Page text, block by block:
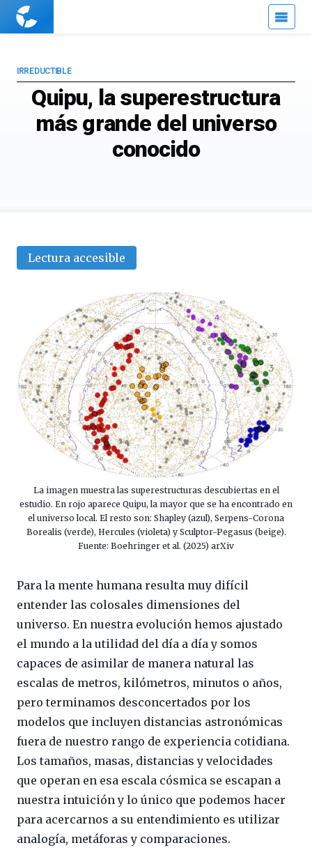
Cuaderno
Quipu, la superestructura
más grande del universo
conocido
IRREDUCTIBLE
Lectura accesible
La imagen muestra las superestructuras descubiertas en el
estudio. En rojo aparece Quipu, la mayor que se ha encontrado en
el universo local. El resto son: Shapley (azul), Serpens-Corona
Borealis (verde), Hercules (violeta) y Sculptor-Pegasus (beige).
Fuente: Boehringer et al. (2025) arXiv
Para la mente humana resulta muy difícil
entender las colosales dimensiones del
universo. En nuestra evolución hemos ajustado
el mundo a la utilidad del día a día y somos
capaces de asimilar de manera natural las
escalas de metros, kilómetros, minutos o años,
pero terminamos desconcertados por los
modelos que incluyen distancias astronómicas
fuera de nuestro rango de experiencia cotidiana.
Los tamaños, masas, distancias y velocidades
que operan en esa escala cósmica se escapan a
nuestra intuición y lo único que podemos hacer
para acercarnos a su entendimiento es utilizar
analogía, metáforas y comparaciones.